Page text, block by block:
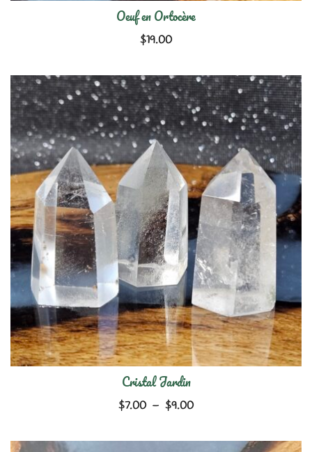
Oeuf en Ortocère
$19.00
Cristal Jardin
$7.00 – $9.00Plage
prix :